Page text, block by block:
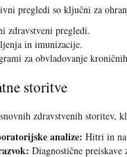
pregledi so ključni za
zdravstveni pregledi.
in imunizacije.
za obvladovanje
storitve
zdravstvenih storitev,
analize: Hitri in
Diagnostične preiskave